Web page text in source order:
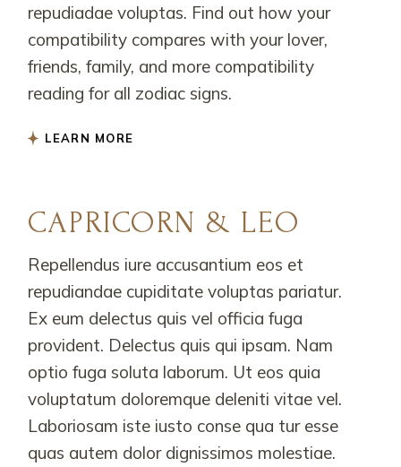
repudiadae voluptas. Find out how your
compatibility compares with your lover,
friends, family, and more compatibility
reading for all zodiac signs.
LEARN MORE
CAPRICORN & LEO
Repellendus iure accusantium eos et
repudiandae cupiditate voluptas pariatur.
Ex eum delectus quis vel officia fuga
provident. Delectus quis qui ipsam. Nam
optio fuga soluta laborum. Ut eos quia
voluptatum doloremque deleniti vitae vel.
Laboriosam iste iusto conse qua tur esse
quas autem dolor dignissimos molestiae.